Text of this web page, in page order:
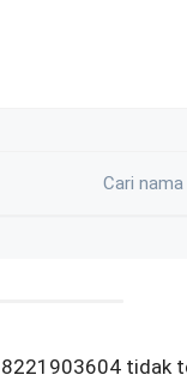
tidak